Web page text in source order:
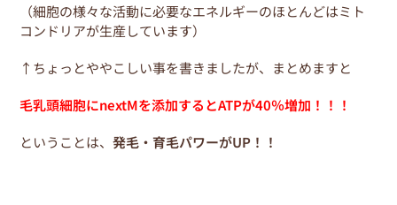
（細胞の様々な活動に必要なエネルギーのほとんどはミト
コンドリアが生産しています）
↑ちょっとややこしい事を書きましたが、まとめますと
毛乳頭細胞にnextMを添加するとATPが40％増加！！！
ということは、発毛・育毛パワーがUP！！